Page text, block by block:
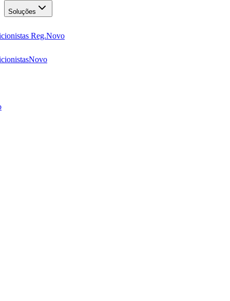
Soluções
Reg.Novo
Novo